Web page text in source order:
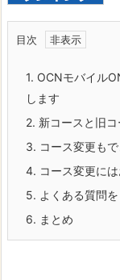
目次
1. OCNモバイル
します
2. 新コースと旧
3. コース変更も
4. コース変更に
5. よくある質問
6. まとめ